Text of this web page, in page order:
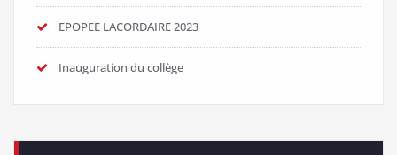
EPOPEE LACORDAIRE 2023
Inauguration du collège